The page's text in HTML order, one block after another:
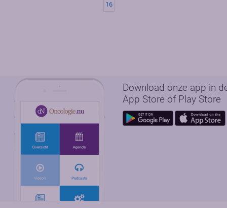
16
Download onze app in
App Store of Play Store